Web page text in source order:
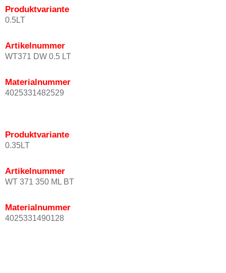
Produktvariante
0.5LT
Artikelnummer
WT371 DW 0.5 LT
Materialnummer
4025331482529
Produktvariante
0.35LT
Artikelnummer
WT 371 350 ML BT
Materialnummer
4025331490128